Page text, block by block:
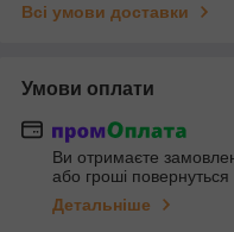
Всі умови доставки
Умови оплати
Ви отримаєте
або гроші
Детальніше